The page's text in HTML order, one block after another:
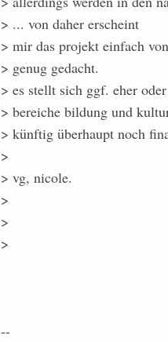
> ... von daher erscheint
> mir das projekt einfach
> genug gedacht.
> es stellt sich ggf. eher
> bereiche bildung und
> künftig überhaupt noch
>
> vg, nicole.
>
>
>
--